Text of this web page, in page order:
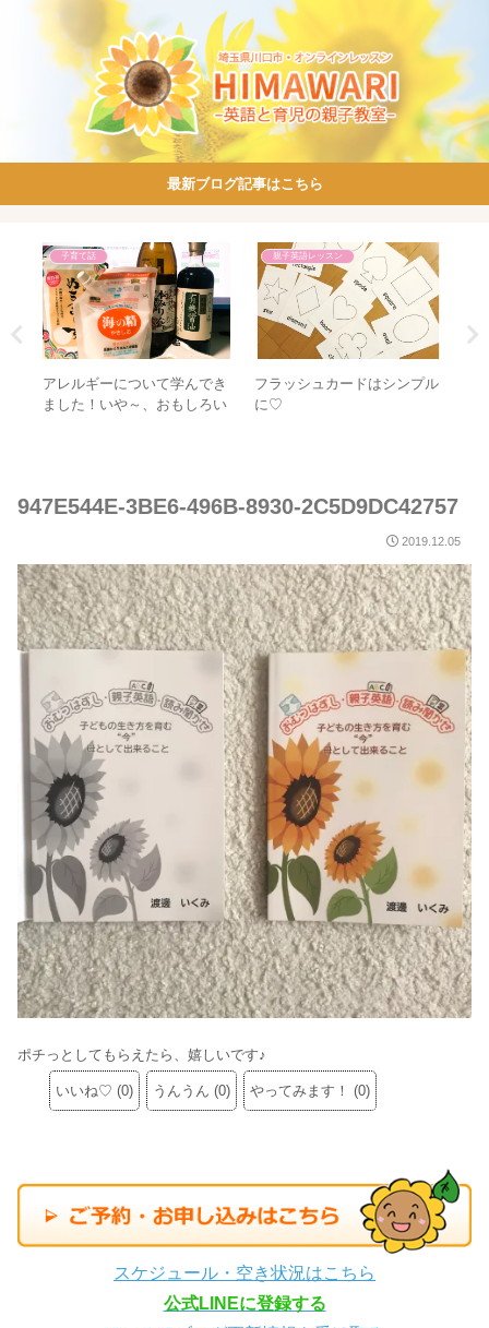
最新ブログ記事はこちら
子育て話
アレルギーについて学んでき
ました！いや～、おもしろい
親子英語レッスン
フラッシュカードはシンプル
に♡
947E544E-3BE6-496B-8930-2C5D9DC42757
2019.12.05
ポチっとしてもらえたら、嬉しいです♪
いいね♡ (0) うんうん (0) やってみます！ (0)
スケジュール・空き状況はこちら
公式LINEに登録する